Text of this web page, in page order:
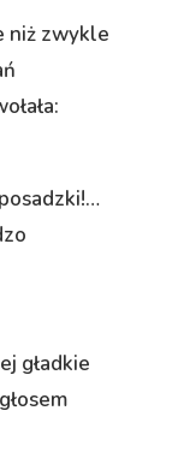
niż zwykle
gładkie